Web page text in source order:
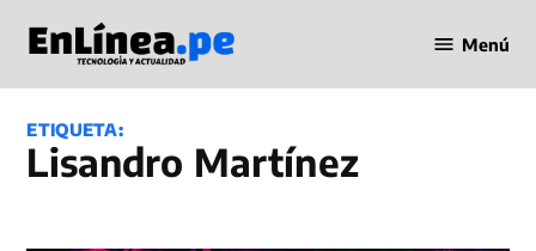
contenido
en Línea
Menú
ETIQUETA:
Lisandro Martínez